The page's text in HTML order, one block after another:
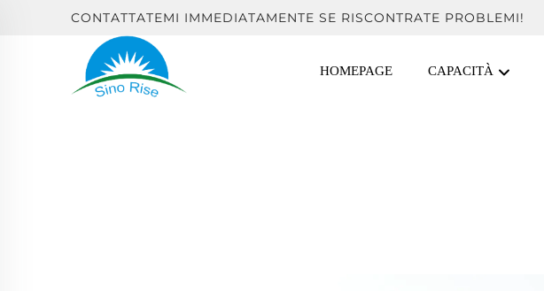
CONTATTATEMI IMMEDIATAMENTE SE RISCONTRATE PROBLEMI!
HOMEPAGE CAPACITÀ